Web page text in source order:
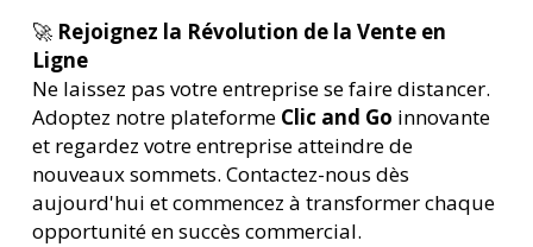
🚀 Rejoignez la Révolution de la Vente en
Ligne
Ne laissez pas votre entreprise se faire distancer.
Adoptez notre plateforme Clic and Go innovante
et regardez votre entreprise atteindre de
nouveaux sommets. Contactez-nous dès
aujourd'hui et commencez à transformer chaque
opportunité en succès commercial.